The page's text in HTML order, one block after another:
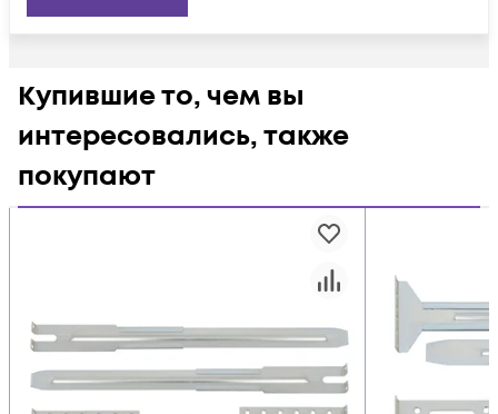
Купившие то, чем вы
интересовались, также
покупают